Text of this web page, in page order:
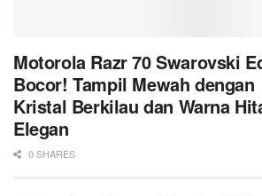
Motorola Razr 70 Swarovski
Bocor! Tampil Mewah dengan
Kristal Berkilau dan Warna
Elegan
0 SHARES